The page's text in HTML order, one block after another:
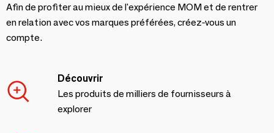
Afin de profiter au mieux de l'expérience MOM et de rentrer
en relation avec vos marques préférées, créez-vous un
compte.
Découvrir
Les produits de milliers de fournisseurs à
explorer